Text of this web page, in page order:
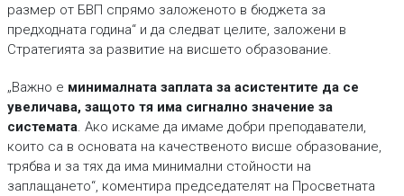
размер от БВП спрямо заложеното в бюджета за
предходната година“ и да следват целите, заложени в
Стратегията за развитие на висшето образование.
„Важно е минималната заплата за асистентите да се
увеличава, защото тя има сиг­нално значение за
системата. Ако искаме да имаме добри преподаватели,
които са в основата на качественото висше образование,
трябва и за тях да има минимални стойности на
заплащането“, коментира председателят на Просветната